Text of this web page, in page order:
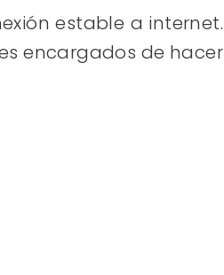
estable a internet.
encargados de hacer